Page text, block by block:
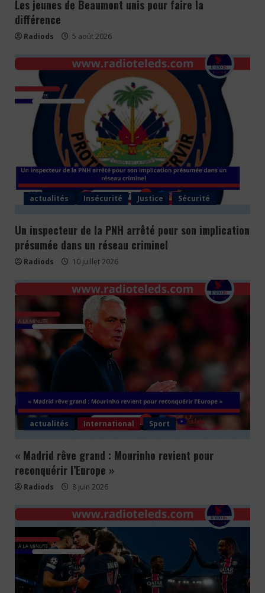
Les jeunes de Beaumont unis pour faire la
différence
Radiods 5 août 2026
actualités Insécurité Justice Sécurité
Un inspecteur de la PNH arrêté pour son implication
présumée dans un réseau criminel
Radiods 10 juillet 2026
actualités International Sport
« Madrid rêve grand : Mourinho revient pour
reconquérir l’Europe »
Radiods 8 juin 2026